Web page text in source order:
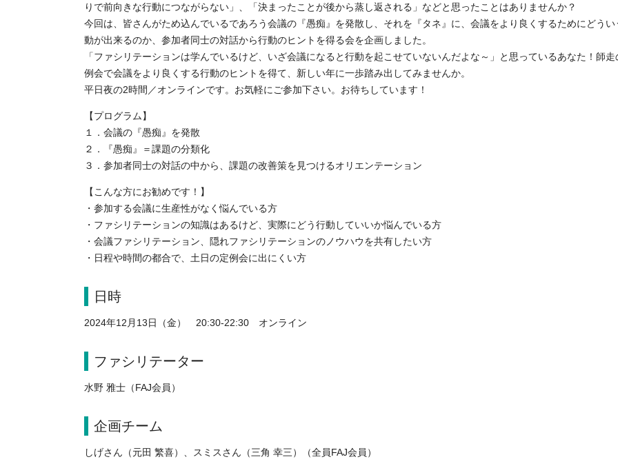
りで前向きな行動につながらない」、「決まったことが後から蒸し返される」などと思ったことはありませんか？
今回は、皆さんがため込んでいるであろう会議の『愚痴』を発散し、それを『タネ』に、会議をより良くするためにどうい
動が出来るのか、参加者同士の対話から行動のヒントを得る会を企画しました。
「ファシリテーションは学んでいるけど、いざ会議になると行動を起こせていないんだよな～」と思っているあなた！師走
例会で会議をより良くする行動のヒントを得て、新しい年に一歩踏み出してみませんか。
平日夜の2時間／オンラインです。お気軽にご参加下さい。お待ちしています！
【プログラム】
１．会議の『愚痴』を発散
２．『愚痴』＝課題の分類化
３．参加者同士の対話の中から、課題の改善策を見つけるオリエンテーション
【こんな方にお勧めです！】
・参加する会議に生産性がなく悩んでいる方
・ファシリテーションの知識はあるけど、実際にどう行動していいか悩んでいる方
・会議ファシリテーション、隠れファシリテーションのノウハウを共有したい方
・日程や時間の都合で、土日の定例会に出にくい方
日時
2024年12月13日（金） 20:30-22:30 オンライン
ファシリテーター
水野 雅士（FAJ会員）
企画チーム
しげさん（元田 繁喜）、スミスさん（三角 幸三）（全員FAJ会員）